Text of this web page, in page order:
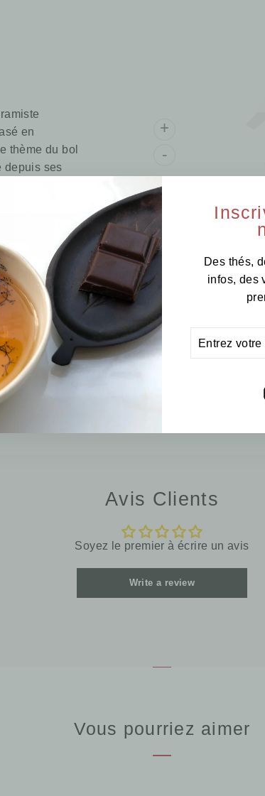
Des thés,
infos, des
VOTRE
EMAIL
en
thème du bol
depuis ses
&
Aubeterre-
sur le thème
le...
Avis Clients
Soyez le premier à écrire un avis
Write a review
Vous pourriez aimer